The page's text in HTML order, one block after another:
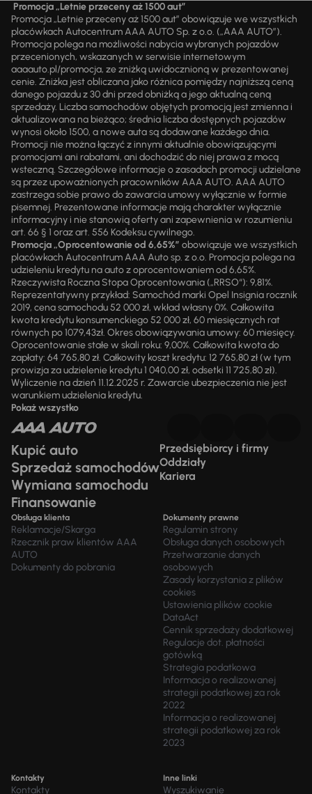
Promocja „Letnie przeceny aż 1500 aut”
Promocja „Letnie przeceny aż 1500 aut” obowiązuje we wszystkich
placówkach Autocentrum AAA AUTO Sp. z o.o. („AAA AUTO”).
Promocja polega na możliwości nabycia wybranych pojazdów
przecenionych, wskazanych w serwisie internetowym
aaaauto.pl/promocja, ze zniżką uwidocznioną w prezentowanej
cenie. Zniżka jest obliczana jako różnica pomiędzy najniższą ceną
danego pojazdu z 30 dni przed obniżką a jego aktualną ceną
sprzedaży. Liczba samochodów objętych promocją jest zmienna i
aktualizowana na bieżąco; średnia liczba dostępnych pojazdów
wynosi około 1500, a nowe auta są dodawane każdego dnia.
Promocji nie można łączyć z innymi aktualnie obowiązującymi
promocjami ani rabatami, ani dochodzić do niej prawa z mocą
wsteczną. Szczegółowe informacje o zasadach promocji udzielane
są przez upoważnionych pracowników AAA AUTO. AAA AUTO
zastrzega sobie prawo do zawarcia umowy wyłącznie w formie
pisemnej. Prezentowane informacje mają charakter wyłącznie
informacyjny i nie stanowią oferty ani zapewnienia w rozumieniu
art. 66 § 1 oraz art. 556 Kodeksu cywilnego.
Promocja „Oprocentowanie od 6,65%” obowiązuje we wszystkich
placówkach Autocentrum AAA Auto sp. z o.o. Promocja polega na
udzieleniu kredytu na auto z oprocentowaniem od 6,65%.
Rzeczywista Roczna Stopa Oprocentowania („RRSO“): 9,81%.
Reprezentatywny przykład: Samochód marki Opel Insignia rocznik
2019, cena samochodu 52 000 zł, wkład własny 0%. Całkowita
kwota kredytu konsumenckiego 52 000 zł, 60 miesięcznych rat
równych po 1079,43zł. Okres obowiązywania umowy: 60 miesięcy.
Oprocentowanie stałe w skali roku: 9,00%. Całkowita kwota do
zapłaty: 64 765,80 zł. Całkowity koszt kredytu: 12 765,80 zł (w tym
prowizja za udzielenie kredytu 1 040,00 zł, odsetki 11 725,80 zł).
Wyliczenie na dzień 11.12.2025 r. Zawarcie ubezpieczenia nie jest
warunkiem udzielenia kredytu.
Pokaż wszystko
Kupić auto
Sprzedaż samochodów
Wymiana samochodu
Finansowanie
Przedsiębiorcy i firmy
Oddziały
Kariera
Obsługa klienta
Reklamacje/Skarga
Rzecznik praw klientów AAA
AUTO
Dokumenty do pobrania
Dokumenty prawne
Regulamin strony
Obsługa danych osobowych
Przetwarzanie danych
osobowych
Zasady korzystania z plików
cookies
Ustawienia plików cookie
DataAct
Cennik sprzedaży dodatkowej
Regulacje dot. płatności
gotówką
Strategia podatkowa
Informacja o realizowanej
strategii podatkowej za rok
2022
Informacja o realizowanej
strategii podatkowej za rok
2023
Kontakty
Kontakty
Inne linki
Wyszukiwanie